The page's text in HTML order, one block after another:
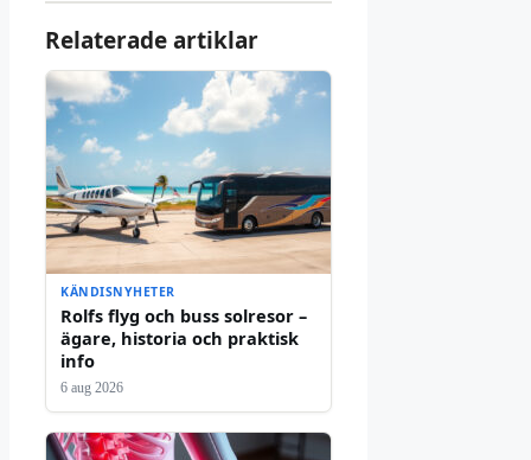
Relaterade artiklar
KÄNDISNYHETER
Rolfs flyg och buss solresor –
ägare, historia och praktisk
info
6 aug 2026